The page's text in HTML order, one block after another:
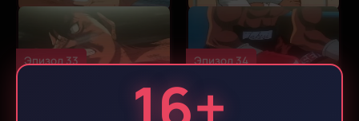
Эпизод 33 Эпизод 34